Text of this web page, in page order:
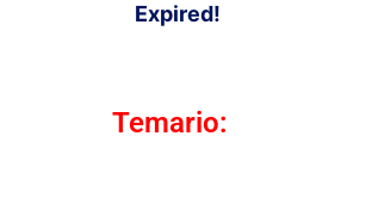
Expired!
Temario: